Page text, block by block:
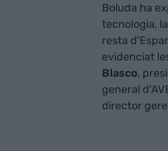
Boluda ha
tecnologia,
resta
evidenciat
Blasco,
general
director